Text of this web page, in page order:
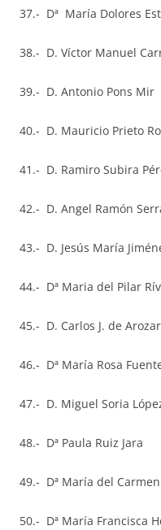
37.- Dª María Dolores
38.- D. Víctor Manuel
39.- D. Antonio Pons Mir
40.- D. Mauricio Prieto
41.- D. Ramiro Subira
42.- D. Angel Ramón
43.- D. Jesús María
44.- Dª Maria del Pilar
45.- D. Carlos J. de
46.- Dª María Rosa
47.- D. Miguel Soria
48.- Dª Paula Ruiz Jara
49.- Dª María del
50.- Dª María Francisca